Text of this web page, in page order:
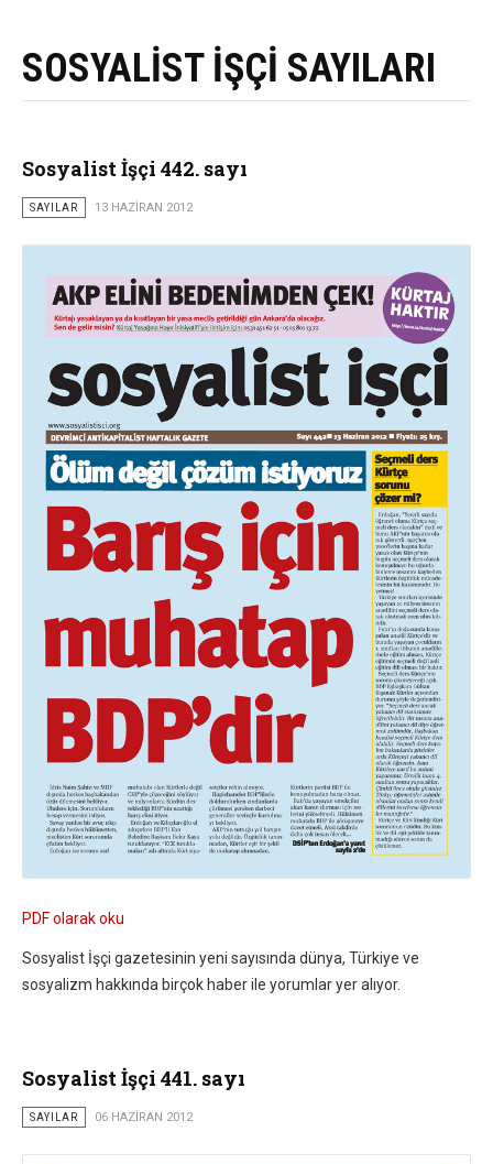
SOSYALİST İŞÇİ SAYILARI
Sosyalist İşçi 442. sayı
SAYILAR 13 HAZIRAN 2012
PDF olarak oku
Sosyalist İşçi gazetesinin yeni sayısında dünya, Türkiye ve
sosyalizm hakkında birçok haber ile yorumlar yer alıyor.
Sosyalist İşçi 441. sayı
SAYILAR 06 HAZIRAN 2012